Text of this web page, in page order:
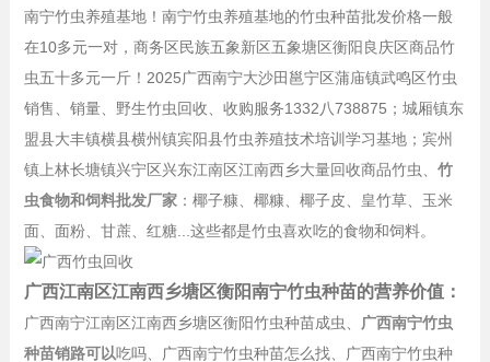
南宁竹虫养殖基地！南宁竹虫养殖基地的竹虫种苗批发价格一般
在10多元一对，商务区民族五象新区五象塘区衡阳良庆区商品竹
虫五十多元一斤！2025广西南宁大沙田邕宁区蒲庙镇武鸣区竹虫
销售、销量、野生竹虫回收、收购服务1332八738875；城厢镇东
盟县大丰镇横县横州镇宾阳县竹虫养殖技术培训学习基地；宾州
镇上林长塘镇兴宁区兴东江南区江南西乡大量回收商品竹虫、 竹
虫食物和饲料批发厂家：椰子糠、椰糠、椰子皮、皇竹草、玉米
面、面粉、甘蔗、红糖...这些都是竹虫喜欢吃的食物和饲料。
广西江南区江南西乡塘区衡阳南宁竹虫种苗的营养价值：
广西南宁江南区江南西乡塘区衡阳竹虫种苗成虫、 广西南宁竹虫
种苗销路可以吃吗、广西南宁竹虫种苗怎么找、广西南宁竹虫种